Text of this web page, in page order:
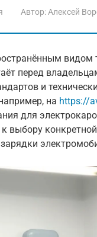
Автор: Алексей
видом
перед
и
на https://
для
выбору